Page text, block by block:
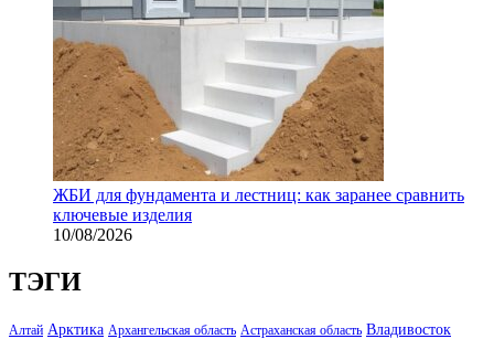
ЖБИ для фундамента и лестниц: как заранее сравнить
ключевые изделия
10/08/2026
ТЭГИ
Алтай Арктика Архангельская область Астраханская область Владивосток